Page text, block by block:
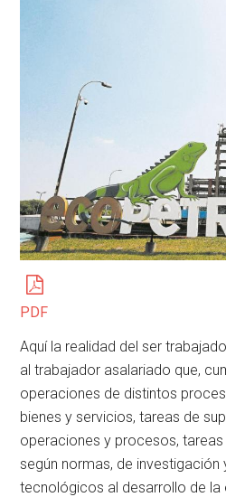
PDF
Aquí la realidad del ser
al trabajador asalariado que,
operaciones de distintos
bienes y servicios, tareas de
operaciones y procesos,
según normas, de
tecnológicos al desarrollo de la